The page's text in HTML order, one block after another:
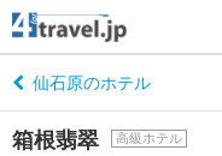
仙石原のホテル
箱根翡翠 高級ホテル